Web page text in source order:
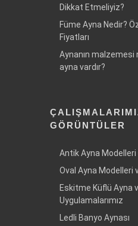
Dikkat Etmeliyiz?
Füme Ayna Nedir?
Fiyatları
Aynanın malzemesi
ayna vardır?
GÖRÜNTÜLER
Antik Ayna Modelleri
Oval Ayna Modelleri
Eskitme Küflü Ayna
Uygulamalarımız
Ledli Banyo Aynası